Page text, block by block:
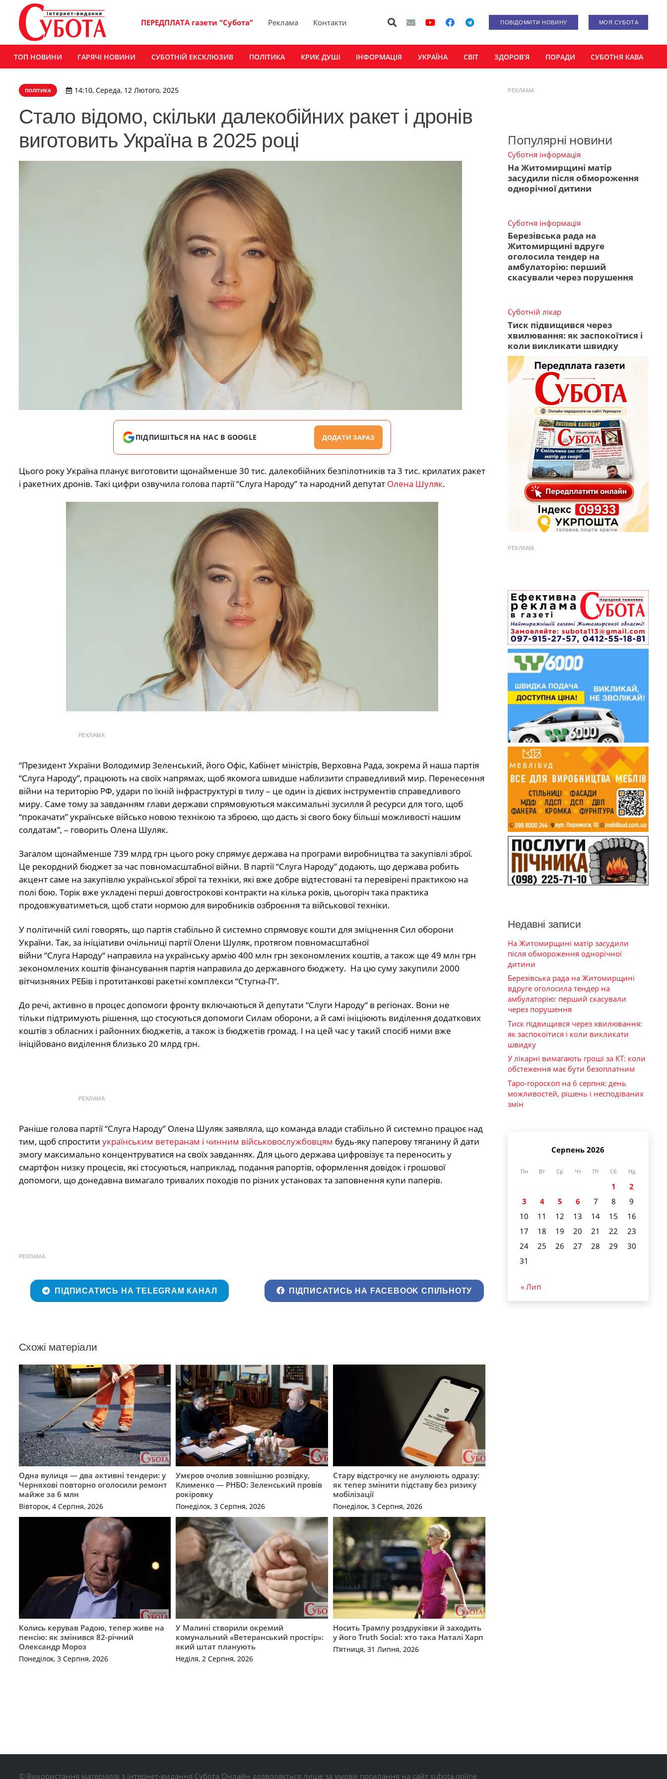
ПЕРЕДПЛАТА газети “Субота” Реклама Контакти ПОВІДОМИТИ НОВИНУ МОЯ СУБОТА
ТОП НОВИНИ ГАРЯЧІ НОВИНИ СУБОТНІЙ ЕКСКЛЮЗИВ ПОЛІТИКА КРИК ДУШІ ІНФОРМАЦІЯ УКРАЇНА СВІТ ЗДОРОВ’Я ПОРАДИ СУБОТНЯ КАВА
ПОЛІТИКА 14:10, Середа, 12 Лютого, 2025
Стало відомо, скільки далекобійних ракет і дронів
виготовить Україна в 2025 році
ПІДПИШІТЬСЯ НА НАС В GOOGLE ДОДАТИ ЗАРАЗ
Цього року Україна планує виготовити щонайменше 30 тис. далекобійних безпілотників та 3 тис. крилатих ракет
і ракетних дронів. Такі цифри озвучила голова партії “Слуга Народу” та народний депутат Олена Шуляк.
РЕКЛАМА
“Президент України Володимир Зеленський, його Офіс, Кабінет міністрів, Верховна Рада, зокрема й наша партія
“Слуга Народу”, працюють на своїх напрямах, щоб якомога швидше наблизити справедливий мир. Перенесення
війни на територію РФ, удари по їхній інфраструктурі в тилу – це один із дієвих інструментів справедливого
миру. Саме тому за завданням глави держави спрямовуються максимальні зусилля й ресурси для того, щоб
“прокачати” українське військо новою технікою та зброєю, що дасть зі свого боку більші можливості нашим
солдатам”, – говорить Олена Шуляк.
Загалом щонайменше 739 млрд грн цього року спрямує держава на програми виробництва та закупівлі зброї.
Це рекордний бюджет за час повномасштабної війни. В партії “Слуга Народу” додають, що держава робить
акцент саме на закупівлю української зброї та техніки, які вже добре відтестовані та перевірені практикою на
полі бою. Торік вже укладені перші довгострокові контракти на кілька років, цьогоріч така практика
продовжуватиметься, щоб стати нормою для виробників озброєння та військової техніки.
У політичній силі говорять, що партія стабільно й системно спрямовує кошти для зміцнення Сил оборони
України. Так, за ініціативи очільниці партії Олени Шуляк, протягом повномасштабної
війни “Слуга Народу“ направила на українську армію 400 млн грн зекономлених коштів, а також ще 49 млн грн
зекономлених коштів фінансування партія направила до державного бюджету. На цю суму закупили 2000
вітчизняних РЕБів і протитанкові ракетні комплекси “Стугна-П“.
До речі, активно в процес допомоги фронту включаються й депутати “Слуги Народу“ в регіонах. Вони не
тільки підтримують рішення, що стосуються допомоги Силам оборони, а й самі ініціюють виділення додаткових
коштів з обласних і районних бюджетів, а також із бюджетів громад. І на цей час у такий спосіб ними вже
ініційовано виділення близько20 млрд грн.
РЕКЛАМА
Раніше голова партії “Слуга Народу” Олена Шуляк заявляла, що команда влади стабільно й системно працює над
тим, щоб спростити українським ветеранам і чинним військовослужбовцям будь-яку паперову тяганину й дати
змогу максимально концентруватися на своїх завданнях. Для цього держава цифровізує та переносить у
смартфон низку процесів, які стосуються, наприклад, подання рапортів, оформлення довідок і грошової
допомоги, що донедавна вимагало тривалих походів по різних установах та заповнення купи паперів.
РЕКЛАМА
ПІДПИСАТИСЬ НА TELEGRAM КАНАЛ ПІДПИСАТИСЬ НА FACEBOOK СПІЛЬНОТУ
Схожі матеріали
Одна вулиця — два активні тендери: у
Черняхові повторно оголосили ремонт
майже за 6 млн
Вівторок, 4 Серпня, 2026
Умєров очолив зовнішню розвідку,
Клименко — РНБО: Зеленський провів
рокіровку
Понеділок, 3 Серпня, 2026
Стару відстрочку не анулюють одразу:
як тепер змінити підставу без ризику
мобілізації
Понеділок, 3 Серпня, 2026
Колись керував Радою, тепер живе на
пенсію: як змінився 82-річний
Олександр Мороз
Понеділок, 3 Серпня, 2026
У Малині створили окремий
комунальний «Ветеранський простір»:
який штат планують
Неділя, 2 Серпня, 2026
Носить Трампу роздруківки й заходить
у його Truth Social: хто така Наталі Харп
П’ятниця, 31 Липня, 2026
РЕКЛАМА
Популярні новини
Суботня інформація
На Житомирщині матір
засудили після обмороження
однорічної дитини
Суботня інформація
Березівська рада на
Житомирщині вдруге
оголосила тендер на
амбулаторію: перший
скасували через порушення
Суботній лікар
Тиск підвищився через
хвилювання: як заспокоїтися і
коли викликати швидку
РЕКЛАМА
Недавні записи
На Житомирщині матір засудили
після обмороження однорічної
дитини
Березівська рада на Житомирщині
вдруге оголосила тендер на
амбулаторію: перший скасували
через порушення
Тиск підвищився через хвилювання:
як заспокоїтися і коли викликати
швидку
У лікарні вимагають гроші за КТ: коли
обстеження має бути безоплатним
Таро-гороскоп на 6 серпня: день
можливостей, рішень і несподіваних
змін
Серпень 2026
Пн Вт Ср Чт Пт Сб Нд
1
2
3
4 5 6 7 8
9
10
11 12 13 14 15
16
17
18 19 20 21 22
23
24
25 26 27 28 29
30
31
« Лип
© Використання матеріалів з інтернет-видання Субота Онлайн дозволяється лише за умови посилання на сайт subota.online